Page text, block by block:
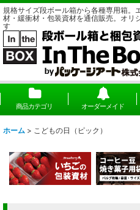
規格サイズ段ボール箱から各種専用箱。
材・緩衝材・包装資材を通信販売。オリ
す
商品カテゴリ オーダーメイド
ホーム > こどもの日（ピック）